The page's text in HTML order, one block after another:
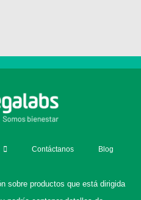
Contáctanos Blog
sobre productos que está dirigida